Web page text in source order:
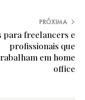
PRÓXIMA
para freelancers e
profissionais que
em home
office